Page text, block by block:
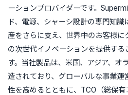
ーションプロバイダーです。
ド、電源、シャーシ設計の専門知
産をさらに支え、世界中のお客様に
の次世代イノベーションを提供する
す。当社製品は、米国、アジア、オ
造されており、グローバルな事業運
性を高めるとともに、TCO（総保